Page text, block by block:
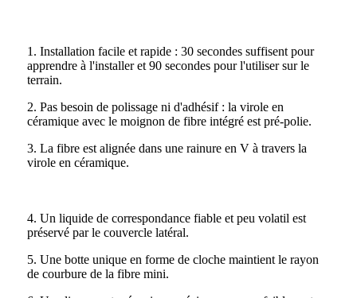
1. Installation facile et rapide : 30 secondes suffisent pour
apprendre à l'installer et 90 secondes pour l'utiliser sur le
terrain.
2. Pas besoin de polissage ni d'adhésif : la virole en
céramique avec le moignon de fibre intégré est pré-polie.
3. La fibre est alignée dans une rainure en V à travers la
virole en céramique.
4. Un liquide de correspondance fiable et peu volatil est
préservé par le couvercle latéral.
5. Une botte unique en forme de cloche maintient le rayon
de courbure de la fibre mini.